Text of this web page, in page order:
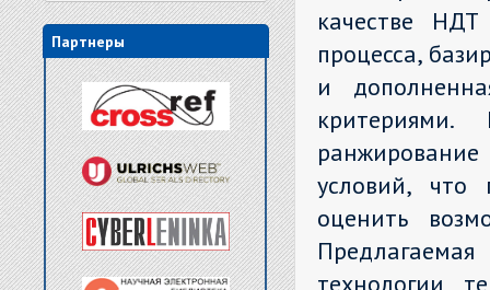
Партнеры
качестве НДТ
процесса,
и
условий, что
оценить
технологии